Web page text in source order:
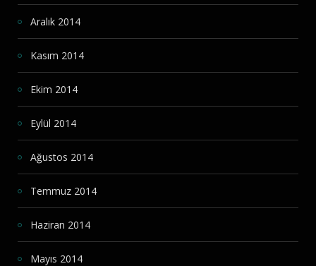
Aralık 2014
Kasım 2014
Ekim 2014
Eylül 2014
Ağustos 2014
Temmuz 2014
Haziran 2014
Mayıs 2014